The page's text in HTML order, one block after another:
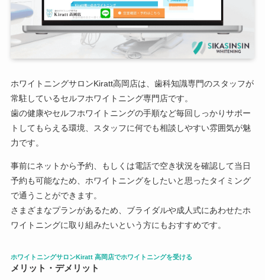
ホワイトニングサロンKiratt高岡店は、歯科知識専門のスタッフが
常駐しているセルフホワイトニング専門店です。
歯の健康やセルフホワイトニングの手順など毎回しっかりサポー
トしてもらえる環境、スタッフに何でも相談しやすい雰囲気が魅
力です。
事前にネットから予約、もしくは電話で空き状況を確認して当日
予約も可能なため、ホワイトニングをしたいと思ったタイミング
で通うことができます。
さまざまなプランがあるため、ブライダルや成人式にあわせたホ
ワイトニングに取り組みたいという方にもおすすめです。
ホワイトニングサロンKiratt 高岡店でホワイトニングを受ける
メリット・デメリット